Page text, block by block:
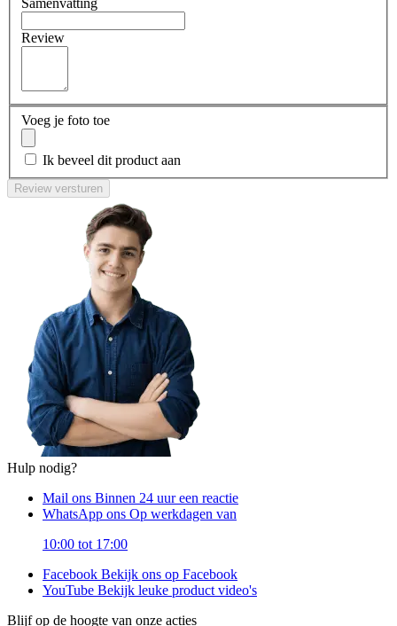
Samenvatting
Review
Voeg je foto toe
Ik beveel dit product aan
Review versturen
Hulp nodig?
Mail ons Binnen 24 uur een reactie
WhatsApp ons Op werkdagen van
10:00 tot 17:00
Facebook Bekijk ons op Facebook
YouTube Bekijk leuke product video's
Blijf op de hoogte van onze acties